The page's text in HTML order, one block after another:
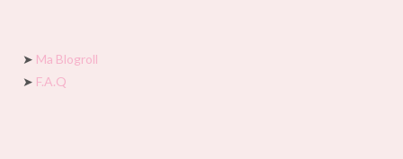
➤ Ma Blogroll
➤ F.A.Q